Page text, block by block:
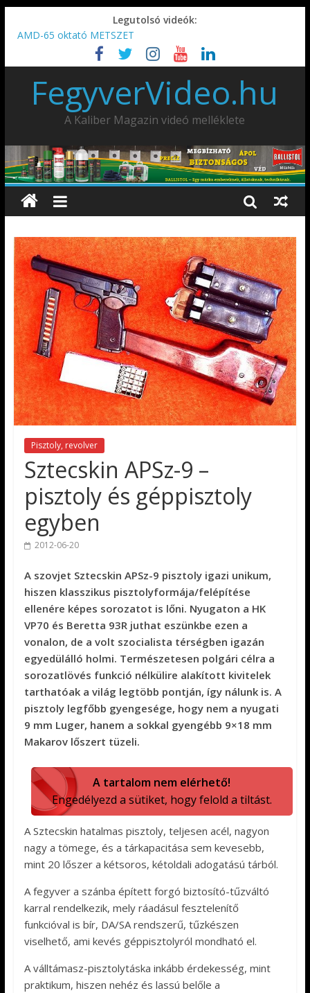
Legutolsó videók:
AMD-65 oktató METSZET
Umarex TPX50 .50 paintball/pepperball/traumatikus marker
IDÉN IS INDUL: Fegyvertervező- és gyártó szakmérnöki,
illetve szakspecialista képzés!!!
IWA2026 – Puskák 1. rész
Ardesa Patriot “FAPADOS” .45 elöltöltő perkussziós pisztoly
FegyverVideo.hu
A Kaliber Magazin videó melléklete
Pisztoly, revolver
Sztecskin APSz-9 –
pisztoly és géppisztoly
egyben
2012-06-20
A szovjet Sztecskin APSz-9 pisztoly igazi unikum,
hiszen klasszikus pisztolyformája/felépítése
ellenére képes sorozatot is lőni. Nyugaton a HK
VP70 és Beretta 93R juthat eszünkbe ezen a
vonalon, de a volt szocialista térségben igazán
egyedülálló holmi. Természetesen polgári célra a
sorozatlövés funkció nélkülire alakított kivitelek
tarthatóak a világ legtöbb pontján, így nálunk is. A
pisztoly legfőbb gyengesége, hogy nem a nyugati
9 mm Luger, hanem a sokkal gyengébb 9×18 mm
Makarov lőszert tüzeli.
A tartalom nem elérhető!
Engedélyezd a sütiket, hogy felold a tiltást.
A Sztecskin hatalmas pisztoly, teljesen acél, nagyon
nagy a tömege, és a tárkapacitása sem kevesebb,
mint 20 lőszer a kétsoros, kétoldali adogatású tárból.
A fegyver a szánba épített forgó biztosító-tűzváltó
karral rendelkezik, mely ráadásul fesztelenítő
funkcióval is bír, DA/SA rendszerű, tűzkészen
viselhető, ami kevés géppisztolyról mondható el.
A válltámasz-pisztolytáska inkább érdekesség, mint
praktikum, hiszen nehéz és lassú belőle a